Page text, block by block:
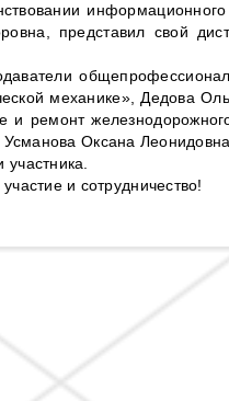
представил свой
механике», Дедова
и ремонт
Оксана
и сотрудничество!